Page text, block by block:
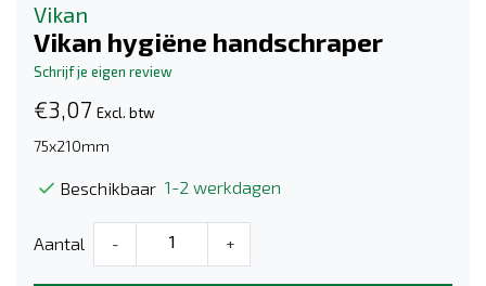
Vikan
Vikan hygiëne handschraper
Schrijf je eigen review
€3,07 Excl. btw
75x210mm
Beschikbaar 1-2 werkdagen
Aantal - +